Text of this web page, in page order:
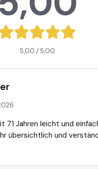
5,00 / 5,00
71 Jahren leicht und
übersichtlich und